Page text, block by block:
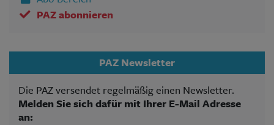
PAZ abonnieren
PAZ Newsletter
Die PAZ versendet regelmäßig einen Newsletter.
Melden Sie sich dafür mit Ihrer E-Mail Adresse
an: